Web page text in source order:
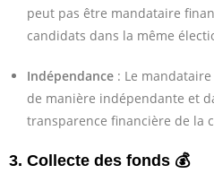
peut pas être mandataire
candidats dans la même
Indépendance : Le
de manière indépendante et
transparence financière de la
3. Collecte des fonds 💰